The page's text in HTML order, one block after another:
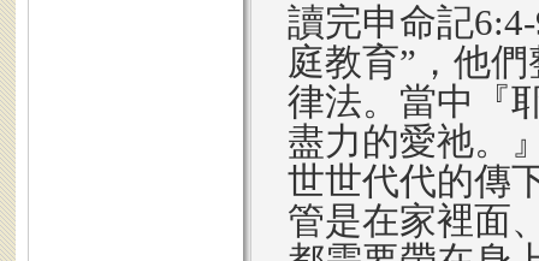
讀完申命記
庭教育”，他
律法。當中『
盡力的愛祂。
世世代代的傳
管是在家裡面